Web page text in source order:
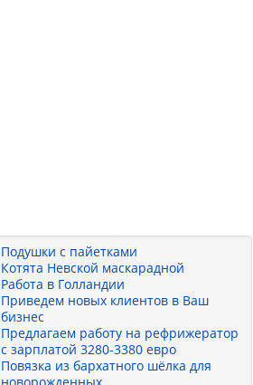
Подушки с пайетками
Котята Невской маскарадной
Работа в Голландии
Приведем новых клиентов в Ваш
бизнес
Предлагаем работу на рефрижератор
с зарплатой 3280-3380 евро
Повязка из бархатного шёлка для